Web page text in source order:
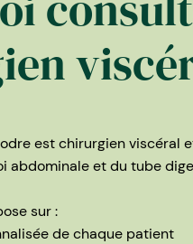
est chirurgien viscéral
abdominale et du tube
sur :
de chaque patient